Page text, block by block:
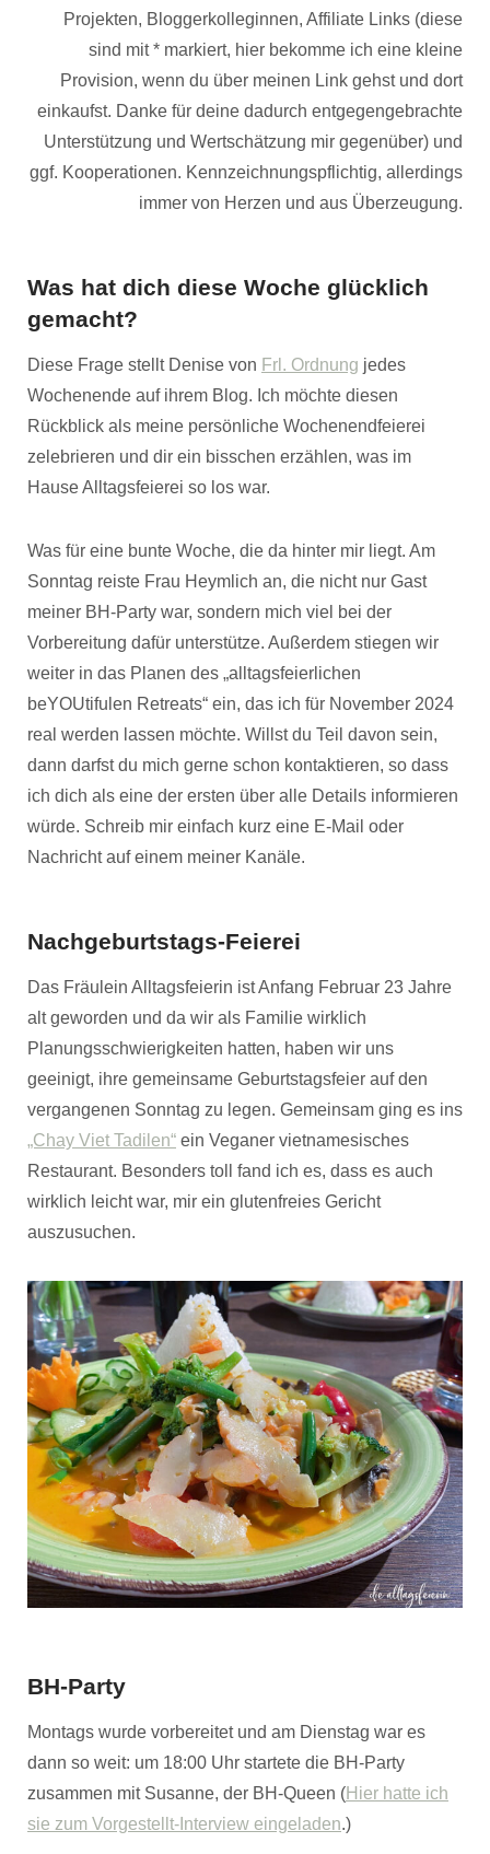
Projekten, Bloggerkolleginnen, Affiliate Links (diese
sind mit * markiert, hier bekomme ich eine kleine
Provision, wenn du über meinen Link gehst und dort
einkaufst. Danke für deine dadurch entgegengebrachte
Unterstützung und Wertschätzung mir gegenüber) und
ggf. Kooperationen. Kennzeichnungspflichtig, allerdings
immer von Herzen und aus Überzeugung.
Was hat dich diese Woche glücklich
gemacht?
Diese Frage stellt Denise von Frl. Ordnung jedes
Wochenende auf ihrem Blog. Ich möchte diesen
Rückblick als meine persönliche Wochenendfeierei
zelebrieren und dir ein bisschen erzählen, was im
Hause Alltagsfeierei so los war.
Was für eine bunte Woche, die da hinter mir liegt. Am
Sonntag reiste Frau Heymlich an, die nicht nur Gast
meiner BH-Party war, sondern mich viel bei der
Vorbereitung dafür unterstütze. Außerdem stiegen wir
weiter in das Planen des „alltagsfeierlichen
beYOUtifulen Retreats“ ein, das ich für November 2024
real werden lassen möchte. Willst du Teil davon sein,
dann darfst du mich gerne schon kontaktieren, so dass
ich dich als eine der ersten über alle Details informieren
würde. Schreib mir einfach kurz eine E-Mail oder
Nachricht auf einem meiner Kanäle.
Nachgeburtstags-Feierei
Das Fräulein Alltagsfeierin ist Anfang Februar 23 Jahre
alt geworden und da wir als Familie wirklich
Planungsschwierigkeiten hatten, haben wir uns
geeinigt, ihre gemeinsame Geburtstagsfeier auf den
vergangenen Sonntag zu legen. Gemeinsam ging es ins
„Chay Viet Tadilen“ ein Veganer vietnamesisches
Restaurant. Besonders toll fand ich es, dass es auch
wirklich leicht war, mir ein glutenfreies Gericht
auszusuchen.
BH-Party
Montags wurde vorbereitet und am Dienstag war es
dann so weit: um 18:00 Uhr startete die BH-Party
zusammen mit Susanne, der BH-Queen (Hier hatte ich
sie zum Vorgestellt-Interview eingeladen.)